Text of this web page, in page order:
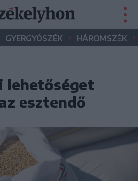
GYERGYÓSZÉK • HÁROMSZÉK •
lehetőséget
esztendő